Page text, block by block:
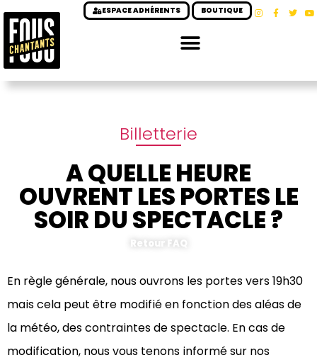
ESPACE ADHÉRENTS BOUTIQUE
Billetterie
A QUELLE HEURE
OUVRENT LES PORTES LE
SOIR DU SPECTACLE ?
Retour FAQ
En règle générale, nous ouvrons les portes vers 19h30
mais cela peut être modifié en fonction des aléas de
la météo, des contraintes de spectacle. En cas de
modification, nous vous tenons informé sur nos